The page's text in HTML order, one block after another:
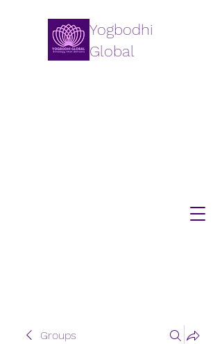
Yogbodhi
Global
Groups